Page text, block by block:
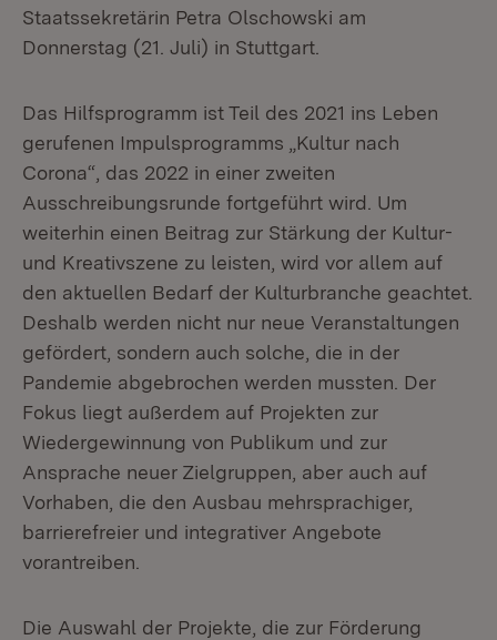
Staatssekretärin Petra Olschowski am
Donnerstag (21. Juli) in Stuttgart.
Das Hilfsprogramm ist Teil des 2021 ins Leben
gerufenen Impulsprogramms „Kultur nach
Corona“, das 2022 in einer zweiten
Ausschreibungsrunde fortgeführt wird. Um
weiterhin einen Beitrag zur Stärkung der Kultur-
und Kreativszene zu leisten, wird vor allem auf
den aktuellen Bedarf der Kulturbranche geachtet.
Deshalb werden nicht nur neue Veranstaltungen
gefördert, sondern auch solche, die in der
Pandemie abgebrochen werden mussten. Der
Fokus liegt außerdem auf Projekten zur
Wiedergewinnung von Publikum und zur
Ansprache neuer Zielgruppen, aber auch auf
Vorhaben, die den Ausbau mehrsprachiger,
barrierefreier und integrativer Angebote
vorantreiben.
Die Auswahl der Projekte, die zur Förderung